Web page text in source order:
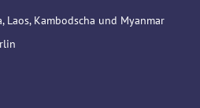
Laos, Kambodscha und Myanmar